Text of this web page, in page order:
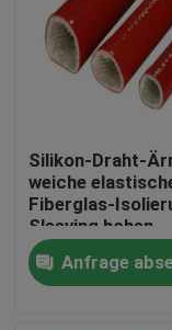
Über uns
Treten Sie mit
Silikon-Draht-
weiche
Fiberglas-
Sleeving hohen
Temperatur
Anfrage